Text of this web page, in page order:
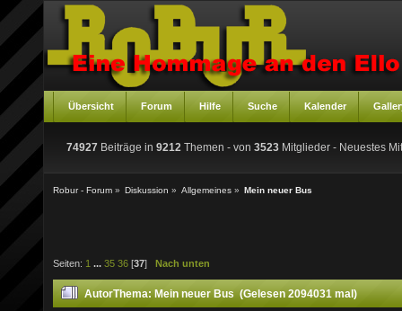
Übersicht Forum Hilfe Suche Kalender
74927 Beiträge in 9212 Themen - von 3523 Mitglieder - Neuestes
Robur - Forum » Diskussion » Allgemeines » Mein neuer Bus
Seiten: 1 ... 35 36 [37] Nach unten
AutorThema: Mein neuer Bus (Gelesen 2094031 mal)